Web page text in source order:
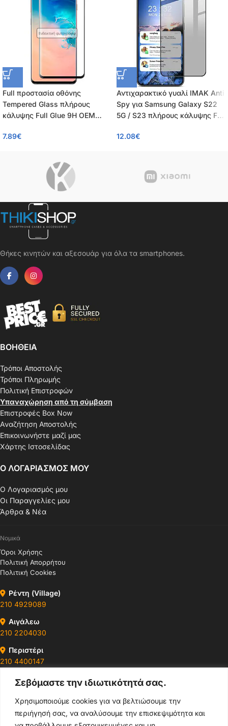
Σεβόμαστε την ιδιωτικότητά σας.
Χρησιμοποιούμε cookies για να βελτιώσουμε την
περιήγησή σας, να αναλύσουμε την επισκεψιμότητα και
Ενδεικτική φωτογραφία
Full προστασία οθόνης
Tempered Glass πλήρους
κάλυψης Full Glue 9H OEM
S22 5G / S23 5G
7.89€
Αντιχαρακτικό γυαλί IMAK Anti
Spy για Samsung Galaxy S22
5G / S23 πλήρους κάλυψης Full
12.08€
Θήκες κινητών και αξεσουάρ για όλα τα smartphones.
ΒΟΗΘΕΙΑ
Τρόποι Αποστολής
Τρόποι Πληρωμής
Πολιτική Επιστροφών
Υπαναχώρηση από τη σύμβαση
Επιστροφές Box Now
Αναζήτηση Αποστολής
Επικοινωνήστε μαζί μας
Χάρτης Ιστοσελίδας
Ο ΛΟΓΑΡΙΑΣΜΟΣ ΜΟΥ
Ο Λογαριασμός μου
Οι Παραγγελίες μου
Άρθρα & Νέα
Νομικά
Όροι Χρήσης
Πολιτική Απορρήτου
Πολιτική Cookies
Ρέντη (Village)
210 4929089
Αιγάλεω
210 2204030
Περιστέρι
210 4400147
Ωράρια & Διευθύνσεις →
210 4929089